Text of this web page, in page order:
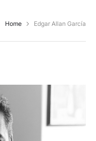
Home Edgar Allan García